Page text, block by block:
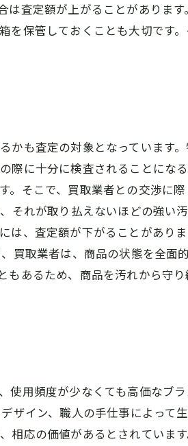
査定額が上がることがありま
保管しておくことも大切です
かも査定の対象となっています
際に十分に検査されることにな
そこで、買取業者との交渉に
それが取り払えないほどの強い
は、査定額が下がることがあり
買取業者は、商品の状態を全面
あるため、商品を汚れから守
使用頻度が少なくても高価なブ
イン、職人の手仕事によって生
応の価値があるとされていま